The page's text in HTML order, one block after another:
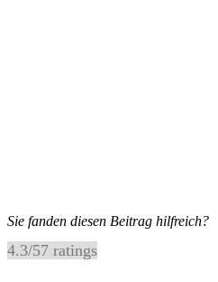
Sie fanden diesen Beitrag hilfreich?
4.3/57 ratings